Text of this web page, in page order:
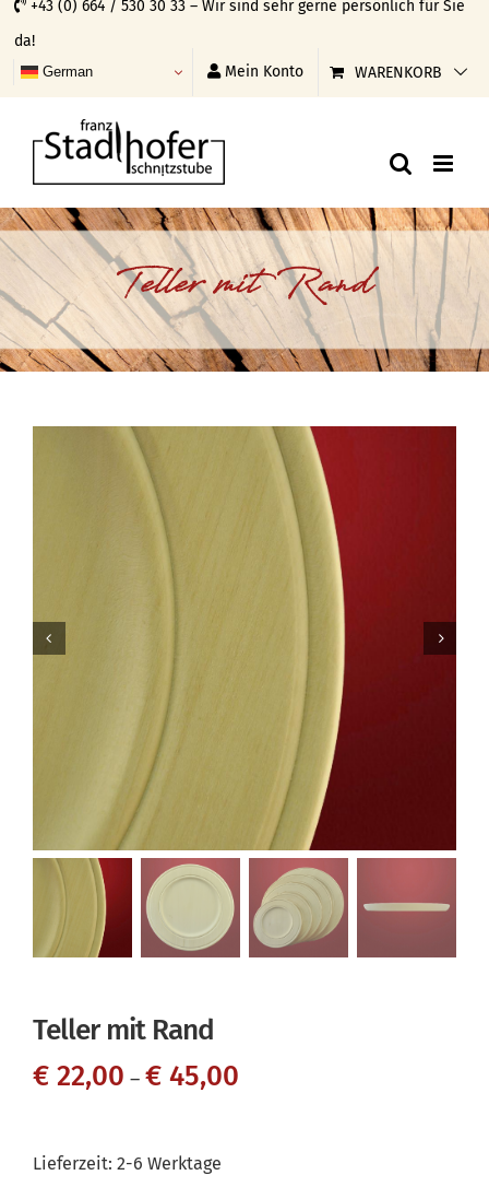
Skip
to
content
+43 (0) 664 / 530 30 33 – Wir sind sehr gerne persönlich für Sie
da!
German Mein Konto WARENKORB
Teller mit Rand
Teller mit Rand
€ 22,00 – € 45,00
Lieferzeit: 2-6 Werktage